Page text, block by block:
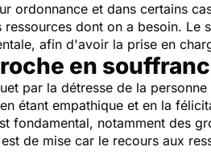
ordonnance et dans certains
dont on a besoin. Le
afin d'avoir la prise en
en
par la détresse de la
étant empathique et en la
fondamental, notamment des
de mise car le recours aux